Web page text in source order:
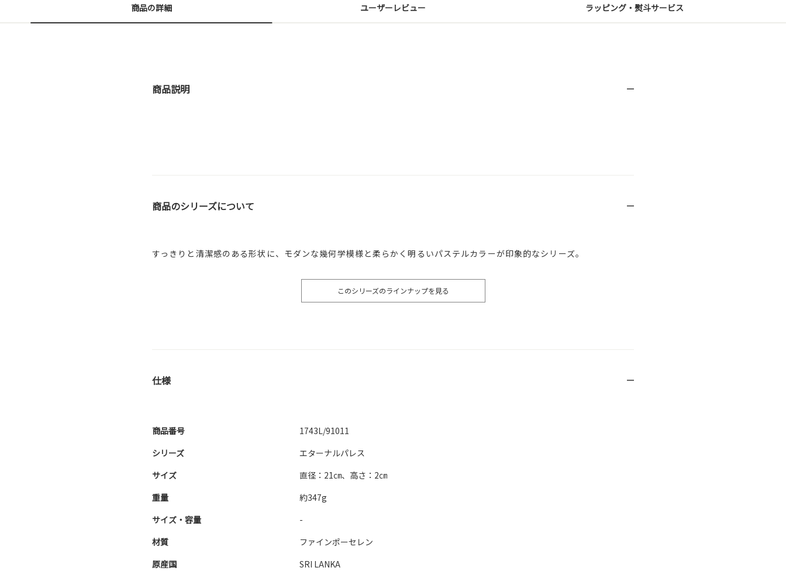
商品の詳細 ユーザーレビュー ラッピング・熨斗サービス
商品説明
商品のシリーズについて
すっきりと清潔感のある形状に、モダンな幾何学模様と柔らかく明るいパステルカラーが印象的なシリーズ。
このシリーズのラインナップを見る
仕様
商品番号
1743L/91011
シリーズ
エターナルパレス
サイズ
直径：21㎝、高さ：2㎝
重量
約347g
サイズ・容量
-
材質
ファインポーセレン
原産国
SRI LANKA